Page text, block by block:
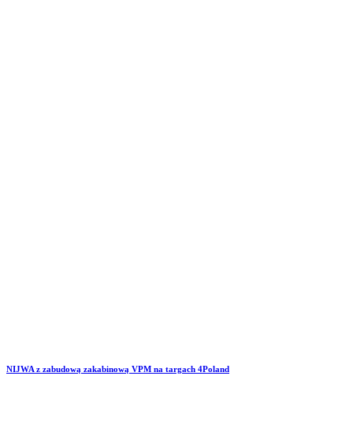
NIJWA z zabudową zakabinową VPM na targach 4Poland